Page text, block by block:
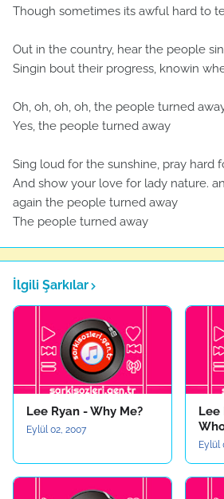
Though sometimes its awful hard to
Out in the country, hear the people
Singin bout their progress, knowin
Oh, oh, oh, oh, the people turned
Yes, the people turned away
Sing loud for the sunshine, pray hard
And show your love for lady nature.
again the people turned away
The people turned away
İlgili Şarkılar
Lee Ryan - Why Me?
Eylül 02, 2007
Lee
Eylül